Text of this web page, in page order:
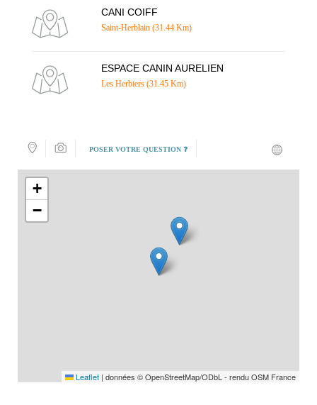
CANI COIFF
Saint-Herblain (31.44 Km)
ESPACE CANIN AURELIEN
Les Herbiers (31.45 Km)
POSER VOTRE QUESTION ❓
+
−
Leaflet | données © OpenStreetMap/ODbL - rendu OSM France